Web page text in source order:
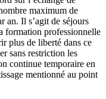
maximum de
an. Il s’agit de séjours
formation professionnelle
plus de liberté dans ce
sans restriction les
continue temporaire en
mentionné au point